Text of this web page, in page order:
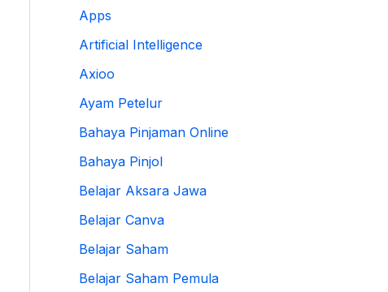
Apps
Artificial Intelligence
Axioo
Ayam Petelur
Bahaya Pinjaman Online
Bahaya Pinjol
Belajar Aksara Jawa
Belajar Canva
Belajar Saham
Belajar Saham Pemula